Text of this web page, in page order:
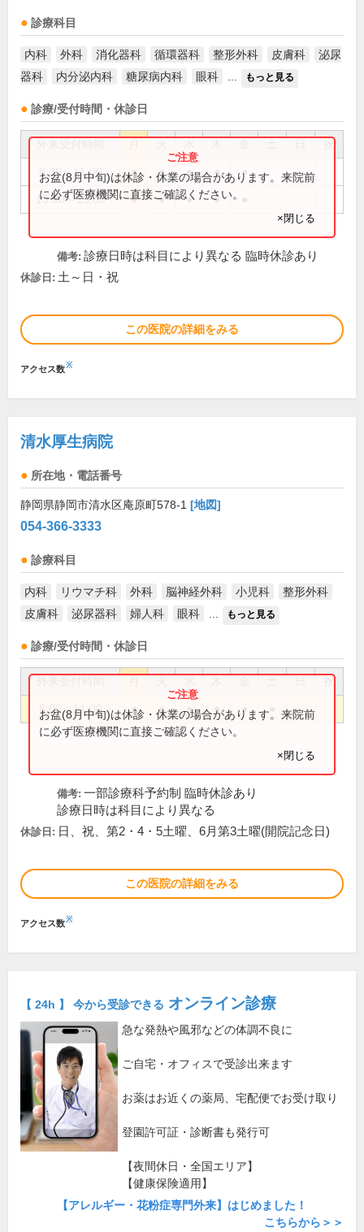
診療科目
内科 外科 消化器科 循環器科 整形外科 皮膚科
泌尿
器科
内分泌内科 糖尿病内科 眼科 もっと見る
診療/受付時間・休診日
祝
8:30～11:00 ● ● ● ● ●
13:00～15:00 ● ● ● ●
お盆(8月中旬)は休診・休業の場合があります。来院前
に必ず医療機関に直接ご確認ください。
×閉じる
備考: 診療日時は科目により異なる 臨時休診あり
休診日: 土～日・祝
この医院の詳細をみる
アクセス数※
清水厚生病院
所在地・電話番号
静岡県静岡市清水区庵原町578-1 [地図]
054-366-3333
診療科目
内科 リウマチ科 外科 脳神経外科 小児科
整形外科
皮膚科
泌尿器科 婦人科 眼科 もっと見る
診療/受付時間・休診日
祝
8:00～11:00 ● ● ● ● ●
お盆(8月中旬)は休診・休業の場合があります。来院前
に必ず医療機関に直接ご確認ください。
×閉じる
備考: 一部診療科予約制 臨時休診あり
診療日時は科目により異なる
休診日: 日、祝、第2・4・5土曜、6月第3土曜(開院記念日)
この医院の詳細をみる
アクセス数※
【 24h 】 今から受診できる オンライン診療
急な発熱や風邪などの体調不良に
ご自宅・オフィスで受診出来ます
お薬はお近くの薬局、宅配便でお受け取り
登園許可証・診断書も発行可
【夜間休日・全国エリア】
【健康保険適用】
【アレルギー・花粉症専門外来】はじめました！
こちらから＞＞